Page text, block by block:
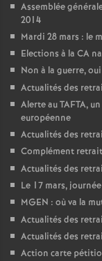
Assemblée
2014
Mardi 28 mars : le
Elections à la CA
Non à la guerre,
Actualités des
Alerte auTAFTA,
européenne
Actualités des
Complément
Actualités des
Le 17 mars,
MGEN : où va la
Actualités des
Actualités des
Action carte